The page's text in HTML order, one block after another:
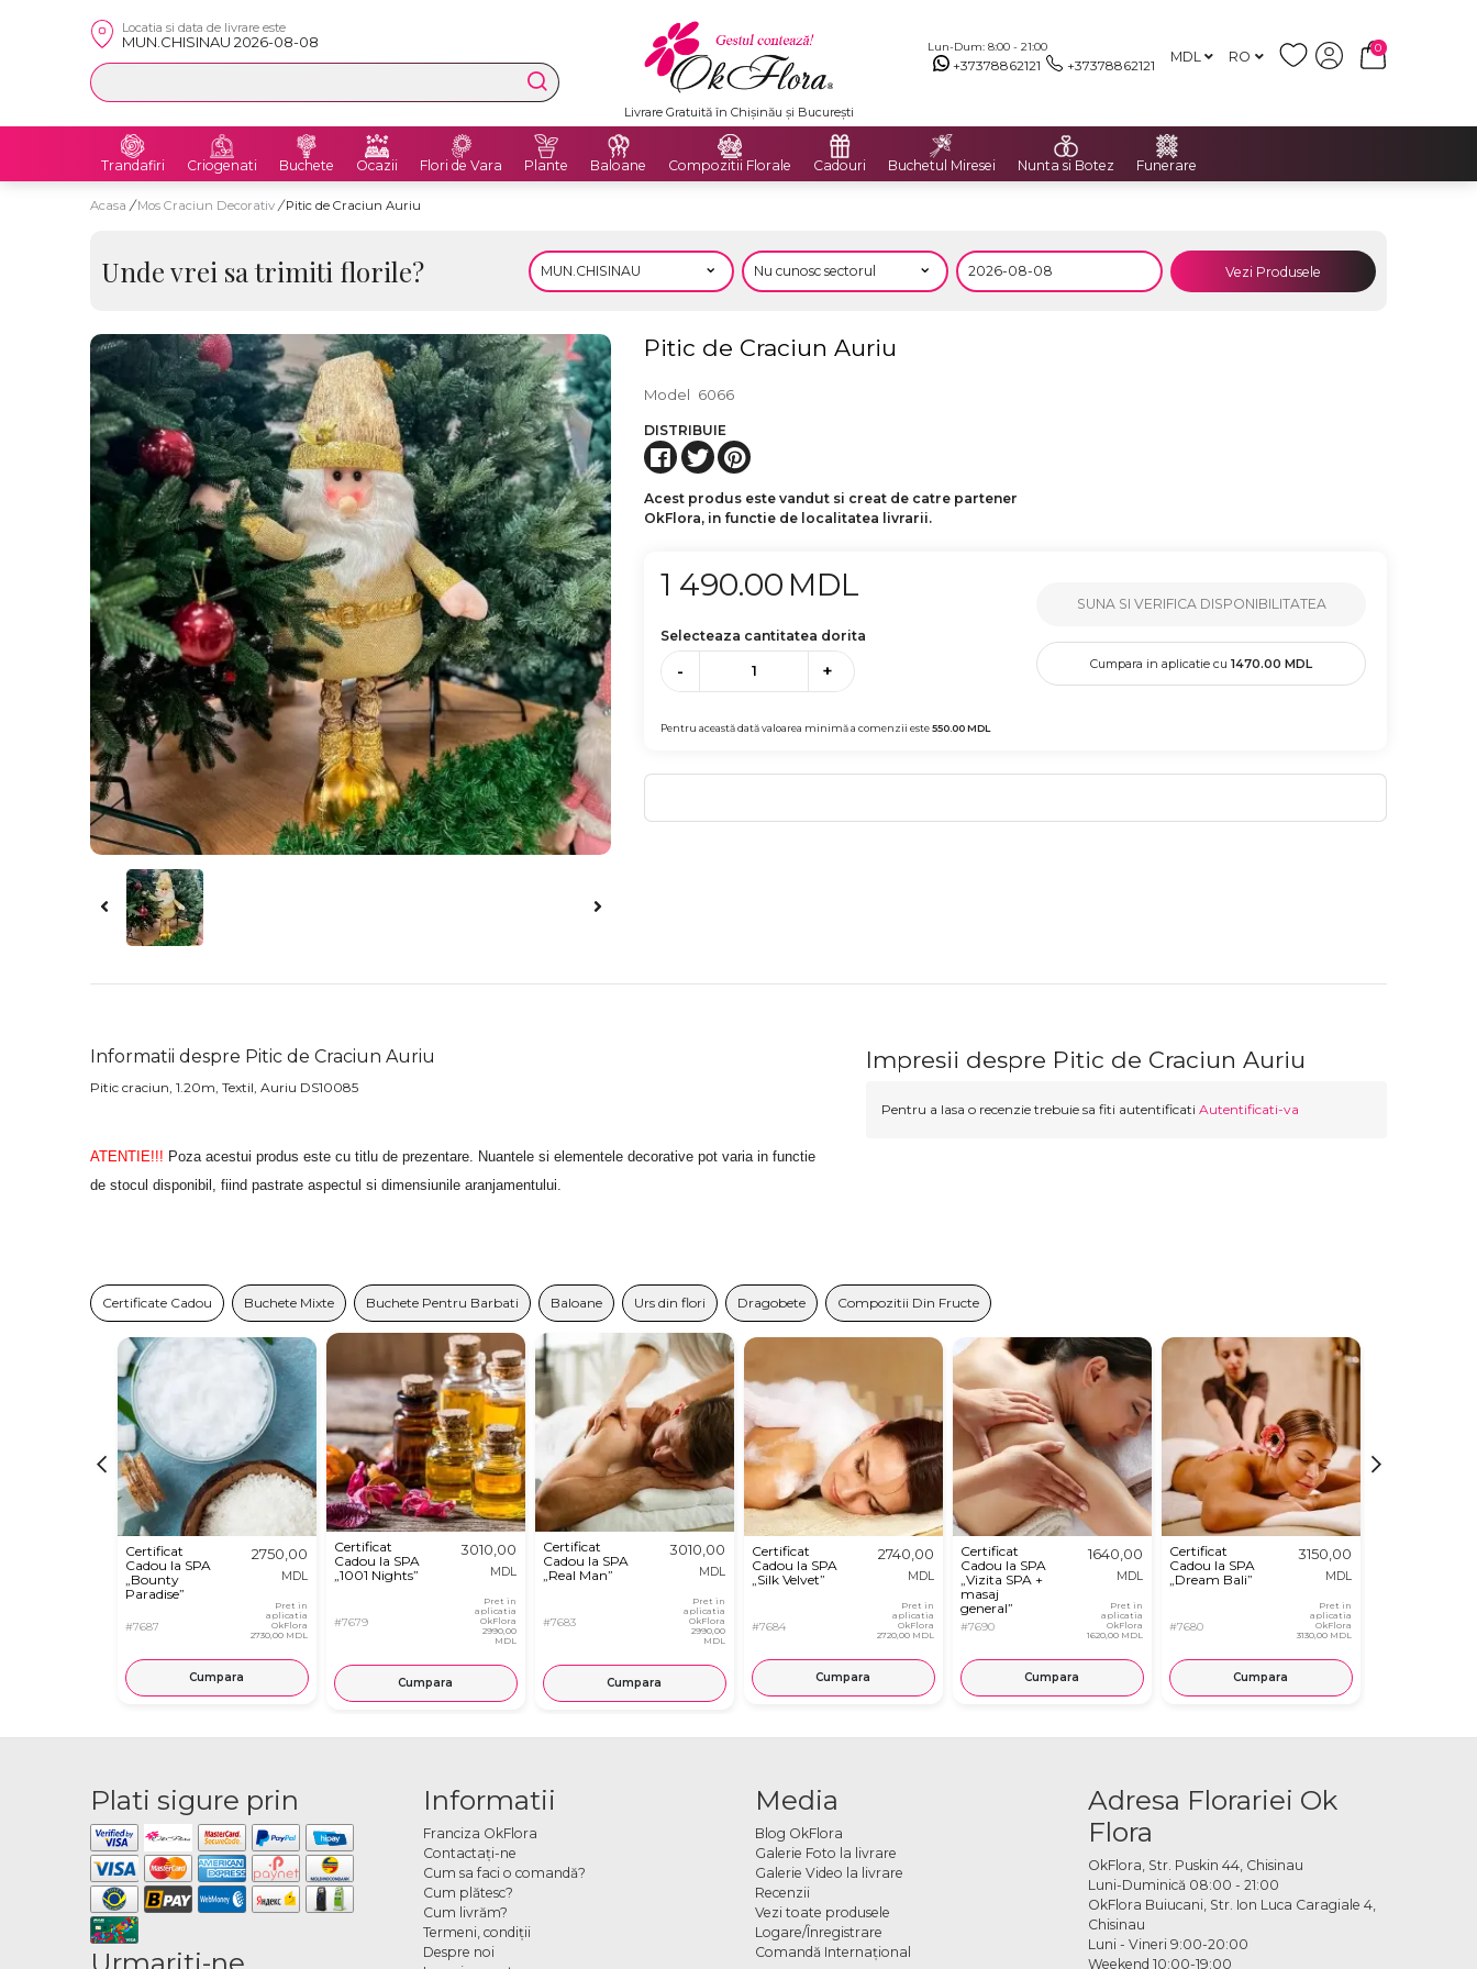
Locatia si data de livrare este
MUN.CHISINAU 2026-08-08 Lun-Dum: 8:00 - 21:00
+37378862121 +37378862121 MDL RO
0
Livrare Gratuită în Chișinău și București
Trandafiri Criogenati Buchete Ocazii Flori de Vara Plante Baloane Compozitii Florale Cadouri Buchetul Miresei Nunta si Botez Funerare
Acasa / Mos Craciun Decorativ / Pitic de Craciun Auriu
Unde vrei sa trimiti florile? Vezi Produsele
Pitic de Craciun Auriu
Model 6066
DISTRIBUIE
Acest produs este vandut si creat de catre partener
OkFlora, in functie de localitatea livrarii.
1 490.00 MDL
Selecteaza cantitatea dorita
- +
Pentru această dată valoarea minimă a comenzii este550.00MDL
SUNA SI VERIFICA DISPONIBILITATEA
Cumpara in aplicatie cu1470.00 MDL
Informatii despre Pitic de Craciun Auriu
Pitic craciun, 1.20m, Textil, Auriu DS10085
ATENTIE!!! Poza acestui produs este cu titlu de prezentare. Nuantele si elementele decorative pot varia in functie
de stocul disponibil, fiind pastrate aspectul si dimensiunile aranjamentului.
Impresii despre Pitic de Craciun Auriu
Pentru a lasa o recenzie trebuie sa fiti autentificati Autentificati-va
Certificate Cadou Buchete Mixte Buchete Pentru Barbati Baloane Urs din flori Dragobete Compozitii Din Fructe
Certificat
Cadou la SPA
„Bounty
Paradise”
#7687
2750,00
MDL
Pret in
aplicatia
OkFlora
2730,00 MDL
Cumpara
Certificat
Cadou la SPA
„1001 Nights”
#7679
3010,00
MDL
Pret in
aplicatia
OkFlora
2990,00
MDL
Cumpara
Certificat
Cadou la SPA
„Real Man”
#7683
3010,00
MDL
Pret in
aplicatia
OkFlora
2990,00
MDL
Cumpara
Certificat
Cadou la SPA
„Silk Velvet”
#7684
2740,00
MDL
Pret in
aplicatia
OkFlora
2720,00 MDL
Cumpara
Certificat
Cadou la SPA
„Vizita SPA +
masaj
general”
#7690
1640,00
MDL
Pret in
aplicatia
OkFlora
1620,00 MDL
Cumpara
Certificat
Cadou la SPA
„Dream Bali”
#7680
3150,00
MDL
Pret in
aplicatia
OkFlora
3130,00 MDL
Cumpara
Plati sigure prin Informatii
Franciza OkFlora
Contactaţi-ne
Cum sa faci o comandă?
Cum plătesc?
Cum livrăm?
Termeni, condiţii
Despre noi
Media
Blog OkFlora
Galerie Foto la livrare
Galerie Video la livrare
Recenzii
Vezi toate produsele
Logare/Înregistrare
Comandă Internațional
Adresa Florariei Ok
Flora
OkFlora, Str. Puskin 44, Chisinau
Luni-Duminică 08:00 - 21:00
OkFlora Buiucani, Str. Ion Luca Caragiale 4,
Chisinau
Luni - Vineri 9:00-20:00
Weekend 10:00-19:00